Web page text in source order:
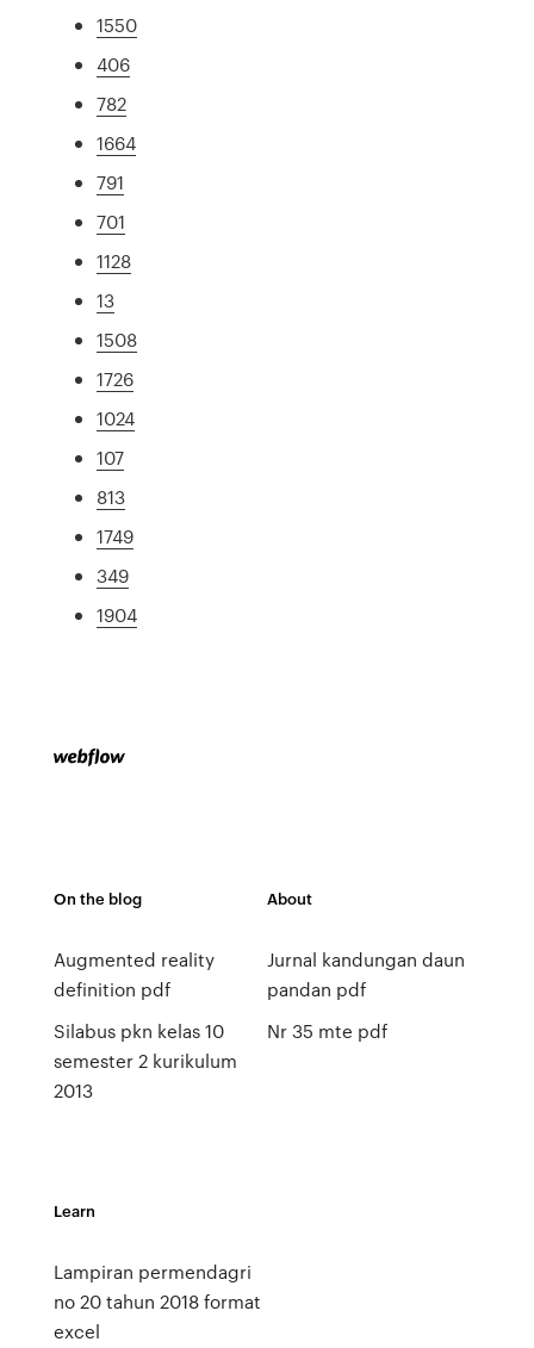
1550
406
782
1664
791
701
1128
13
1508
1726
1024
107
813
1749
349
1904
On the blog
Augmented reality
definition pdf
Silabus pkn kelas 10
semester 2 kurikulum
2013
About
Jurnal kandungan daun
pandan pdf
Nr 35 mte pdf
Learn
Lampiran permendagri
no 20 tahun 2018 format
excel